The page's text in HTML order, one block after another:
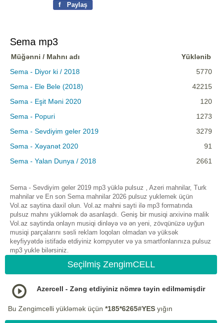
f Paylaş
Sema mp3
Müğənni / Mahnı adı
Yüklənib
Sema - Diyor ki / 2018
5770
Sema - Ele Bele (2018)
42215
Səma - Eşit Məni 2020
120
Sema - Popuri
1273
Sema - Sevdiyim geler 2019
3279
Səma - Xəyanət 2020
91
Sema - Yalan Dunya / 2018
2661
Sema - Sevdiyim geler 2019 mp3 yüklə pulsuz , Azeri mahnilar, Turk
mahnilar ve En son Sema mahnilar 2026 pulsuz yuklemek üçün
Vol.az saytina daxil olun. Vol.az mahni sayti ilə mp3 formatında
pulsuz mahnı yükləmək də asanlaşdı. Geniş bir musiqi arxivinə malik
Vol.az saytinda onlayn musiqi dinləyə və ən yeni, zövqünüzə uyğun
musiqi parçalarını səsli reklam loqoları olmadan və yüksək
keyfiyyətdə istifadə etdiyiniz kompyuter və ya smartfonlarınıza pulsuz
mp3 yukle bilərsiniz.
Seçilmiş ZengimCELL
Azercell - Zəng etdiyiniz nömrə təyin edilməmişdir
Bu Zengimcelli yükləmək üçün *185*6265#YES yığın